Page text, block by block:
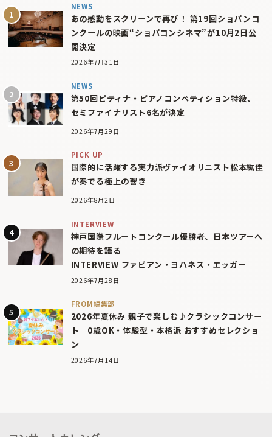
NEWS
あの感動をスクリーンで再び！ 第19回ショパンコ
ンクールの映画“ショパコンシネマ”が10月2日公
開決定
2026年7月31日
NEWS
第50回ピティナ・ピアノコンペティション特級、
セミファイナリスト6名が決定
2026年7月29日
PICK UP
国際的に活躍する実力派ヴァイオリニスト松本紘佳
が奏でる極上の響き
2026年8月2日
INTERVIEW
神戸国際フルートコンクール優勝者、日本ツアーへ
の期待を語る
INTERVIEW ファビアン・ヨハネス・エッガー
2026年7月28日
FROM編集部
2026年夏休み 親子で楽しむ♪クラシックコンサー
ト｜0歳OK・体験型・本格派 おすすめセレクショ
ン
2026年7月14日